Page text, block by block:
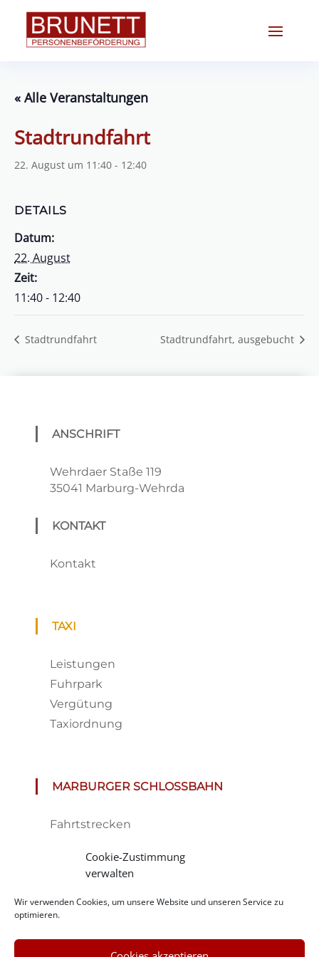
Cookie-Zustimmung
verwalten
Wir verwenden Cookies, um unsere Website und unseren Service zu
optimieren.
« Alle Veranstaltungen
Stadtrundfahrt
22. August um 11:40 - 12:40
DETAILS
Datum:
22. August
Zeit:
11:40 - 12:40
Stadtrundfahrt Stadtrundfahrt, ausgebucht
ANSCHRIFT
Wehrdaer Staße 119
35041 Marburg-Wehrda
KONTAKT
Kontakt
TAXI
Leistungen
Fuhrpark
Vergütung
Taxiordnung
MARBURGER SCHLOSSBAHN
Fahrtstrecken
Tickets
Impressionen